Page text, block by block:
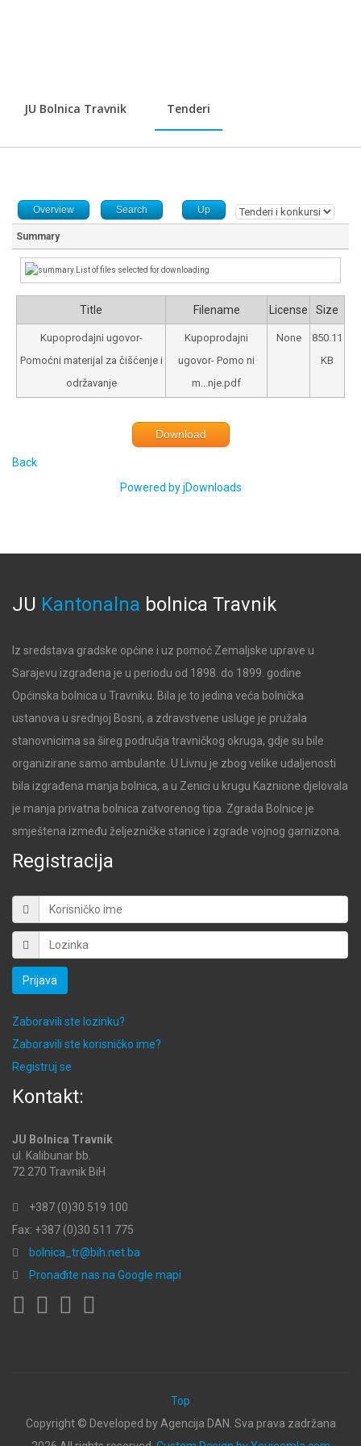
JU Bolnica Travnik Tenderi
Overview Search Up
Summary
List of files selected for downloading
Title Filename License Size
Kupoprodajni ugovor-
Pomoćni materijal za čišćenje i
održavanje
Kupoprodajni
ugovor- Pomo ni
m...nje.pdf
None
850.11
KB
Download
Back
Powered by jDownloads
JU Kantonalna bolnica Travnik
Iz sredstava gradske općine i uz pomoć Zemaljske uprave u
Sarajevu izgrađena je u periodu od 1898. do 1899. godine
Općinska bolnica u Travniku. Bila je to jedina veća bolnička
ustanova u srednjoj Bosni, a zdravstvene usluge je pružala
stanovnicima sa šireg područja travničkog okruga, gdje su bile
organizirane samo ambulante. U Livnu je zbog velike udaljenosti
bila izgrađena manja bolnica, a u Zenici u krugu Kaznione djelovala
je manja privatna bolnica zatvorenog tipa. Zgrada Bolnice je
smještena između željezničke stanice i zgrade vojnog garnizona.
Registracija
Prijava
Zaboravili ste lozinku?
Zaboravili ste korisničko ime?
Registruj se
Kontakt:
JU Bolnica Travnik
ul. Kalibunar bb.
72 270 Travnik BiH
+387 (0)30 519 100
Fax: +387 (0)30 511 775
bolnica_tr@bih.net.ba
Pronađite nas na Google mapi
Top
Copyright © Developed by Agencija DAN. Sva prava zadržana